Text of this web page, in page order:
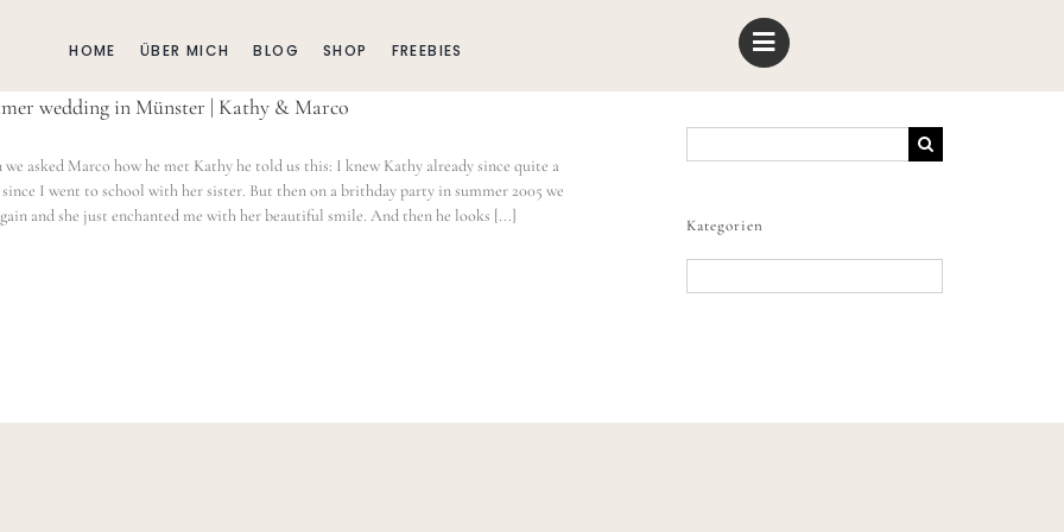
HOME ÜBER MICH BLOG SHOP FREEBIES
wedding in Münster | Kathy & Marco
we asked Marco how he met Kathy he told us this: I knew Kathy already since quite a
I went to school with her sister. But then on a brithday party in summer 2005 we
and she just enchanted me with her beautiful smile. And then he looks [...]
nach:
Kategorien